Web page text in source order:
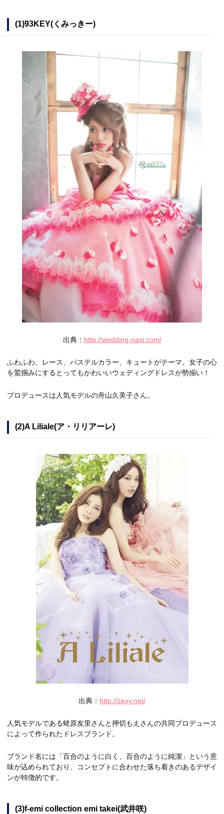
(1)93KEY(くみっきー)
出典： http://wedding-navi.com/
ふわふわ、レース、パステルカラー、キュートがテーマ。女子の心
を鷲掴みにするとってもかわいいウェディングドレスが勢揃い！
プロデュースは人気モデルの舟山久美子さん。
(2)A Liliale(ア・リリアーレ)
出典： http://zexy.net/
人気モデルである蛯原友里さんと押切もえさんの共同プロデュース
によって作られたドレスブランド。
ブランド名には「百合のように白く、百合のように純潔」という意
味が込められており、コンセプトに合わせた落ち着きのあるデザイ
ンが特徴的です。
(3)f-emi collection emi takei(武井咲)